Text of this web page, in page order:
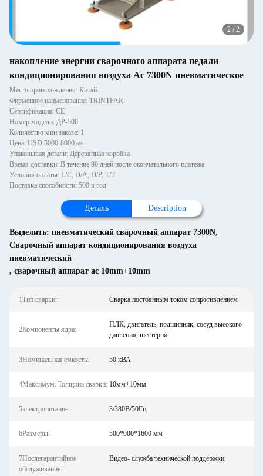
2 / 2
накопление энергии сварочного аппарата педали
кондиционирования воздуха Ac 7300N пневматическое
Место происхождения: Китай
Фирменное наименование: TRINTFAR
Сертификация: CE
Номер модели: ДР-500
Количество мин заказа: 1
Цена: USD 5000-8000 set
Упаковывая детали: Деревянная коробка
Время доставки: В течение 90 дней после окончательного платежа
Условия оплаты: L/C, D/A, D/P, T/T
Поставка способности: 500 в год
Деталь Description
Выделить: пневматический сварочный аппарат 7300N,
Сварочный аппарат кондиционирования воздуха
пневматический
, сварочный аппарат ac 10mm+10mm
1Тип сварки:: Сварка постоянным током сопротивлением
2Компоненты ядра:
ПЛК, двигатель, подшипник, сосуд высокого
давления, шестерня
3Номинальная емкость: 50 кВА
4Максимум. Толщина сварки: 10мм+10мм
5электропитание:: 3/380В/50Гц
6Размеры: 500*900*1600 мм
7Послегарантийное
обслуживание::
Видео- служба технической поддержки